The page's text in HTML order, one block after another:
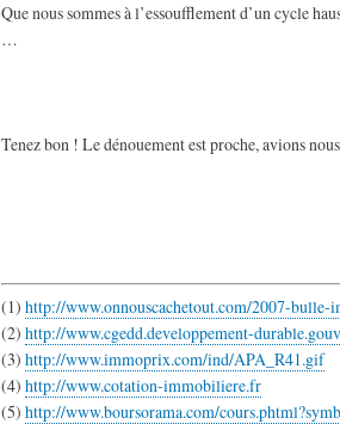
Que nous sommes à l’essoufflement d’un cycle
…
Tenez bon ! Le dénouement est proche, avions
(1) http://www.onnouscachetout.com/2007-bulle-
(2) http://www.cgedd.developpement-
(3) http://www.immoprix.com/ind/APA_R41.gif
(4) http://www.cotation-immobiliere.fr
(5) http://www.boursorama.com/